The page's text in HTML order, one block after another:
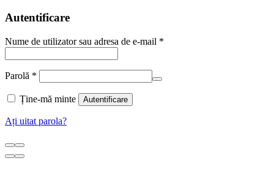
Autentificare
Nume de utilizator sau adresa de e-mail *
Parolă *
Ține-mă minte Autentificare
Ați uitat parola?